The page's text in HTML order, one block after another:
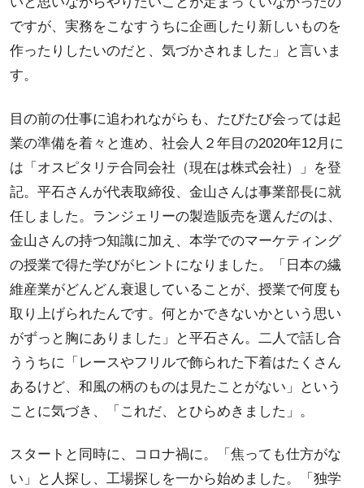
ですが、実務をこなすうちに企画したり新しいものを
作ったりしたいのだと、気づかされました」と言いま
す。
目の前の仕事に追われながらも、たびたび会っては起
業の準備を着々と進め、社会人２年目の2020年12月に
は「オスピタリテ合同会社（現在は株式会社）」を登
記。平石さんが代表取締役、金山さんは事業部長に就
任しました。ランジェリーの製造販売を選んだのは、
金山さんの持つ知識に加え、本学でのマーケティング
の授業で得た学びがヒントになりました。「日本の繊
維産業がどんどん衰退していることが、授業で何度も
取り上げられたんです。何とかできないかという思い
がずっと胸にありました」と平石さん。二人で話し合
ううちに「レースやフリルで飾られた下着はたくさん
あるけど、和風の柄のものは見たことがない」という
ことに気づき、「これだ、とひらめきました」。
スタートと同時に、コロナ禍に。「焦っても仕方がな
い」と人探し、工場探しを一から始めました。「独学